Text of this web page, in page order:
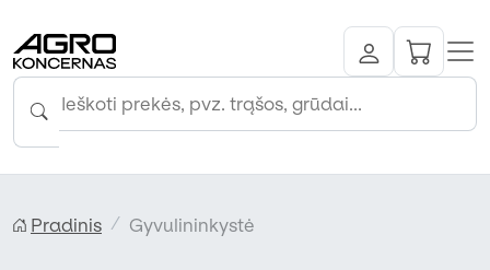
Pradinis Gyvulininkystė